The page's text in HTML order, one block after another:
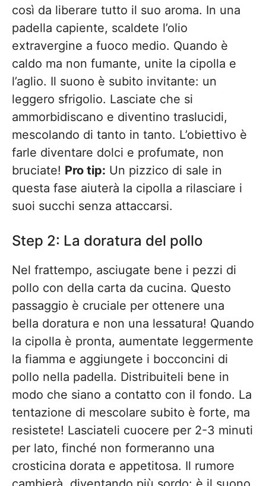
così da liberare tutto il suo aroma. In una
padella capiente, scaldete l’olio
extravergine a fuoco medio. Quando è
caldo ma non fumante, unite la cipolla e
l’aglio. Il suono è subito invitante: un
leggero sfrigolio. Lasciate che si
ammorbidiscano e diventino traslucidi,
mescolando di tanto in tanto. L’obiettivo è
farle diventare dolci e profumate, non
bruciate! Pro tip: Un pizzico di sale in
questa fase aiuterà la cipolla a rilasciare i
suoi succhi senza attaccarsi.
Step 2: La doratura del pollo
Nel frattempo, asciugate bene i pezzi di
pollo con della carta da cucina. Questo
passaggio è cruciale per ottenere una
bella doratura e non una lessatura! Quando
la cipolla è pronta, aumentate leggermente
la fiamma e aggiungete i bocconcini di
pollo nella padella. Distribuiteli bene in
modo che siano a contatto con il fondo. La
tentazione di mescolare subito è forte, ma
resistete! Lasciateli cuocere per 2-3 minuti
per lato, finché non formeranno una
crosticina dorata e appetitosa. Il rumore